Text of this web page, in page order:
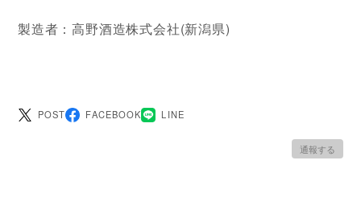
製造者：高野酒造株式会社(新潟県)
POST FACEBOOK LINE
通報する